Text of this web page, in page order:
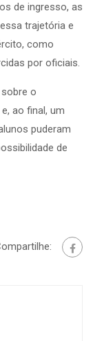
de ingresso, as
trajetória e
como
por oficiais.
o
ao final, um
puderam
de